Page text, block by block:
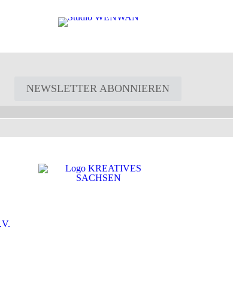
NEWSLETTER ABONNIEREN